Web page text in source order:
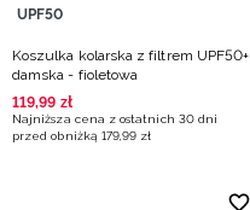
UPF50
Koszulka kolarska z filtrem UPF50+
damska - fioletowa
119,99 zł
Najniższa cena z ostatnich 30 dni
przed obniżką 179,99 zł